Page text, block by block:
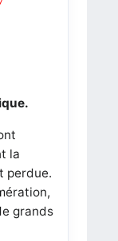
la
perdue.
grands